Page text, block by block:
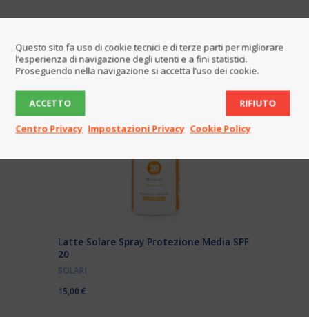
Latte Solare Spray Protezione Media SPF
20
SOLARI
15,00 €
Questo sito fa uso di cookie tecnici e di terze parti per migliorare
l’esperienza di navigazione degli utenti e a fini statistici.
Proseguendo nella navigazione si accetta l’uso dei cookie.
ACCETTO RIFIUTO
Centro Privacy Impostazioni Privacy Cookie Policy